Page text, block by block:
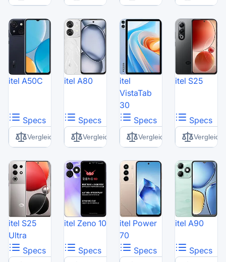
itel A50C
Specs
Vergleich
itel A80
Specs
Vergleich
itel
VistaTab
30
Specs
Vergleich
itel S25
Specs
Vergleich
itel S25
Ultra
Specs
itel Zeno 10
Specs
itel Power
70
Specs
itel A90
Specs